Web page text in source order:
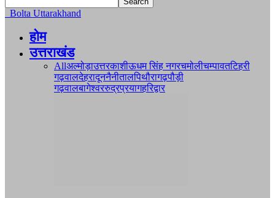
Bolta Uttarakhand
होम
उत्तराखंड
Allअल्मोड़ाउत्तरकाशीऊधम सिंह नगरचमोलीचम्पावतटिहरी
गढ़वालदेहरादूननैनीतालपिथौरागढ़पौड़ी
गढ़वालबागेश्वररुद्रप्रयागहरिद्वार